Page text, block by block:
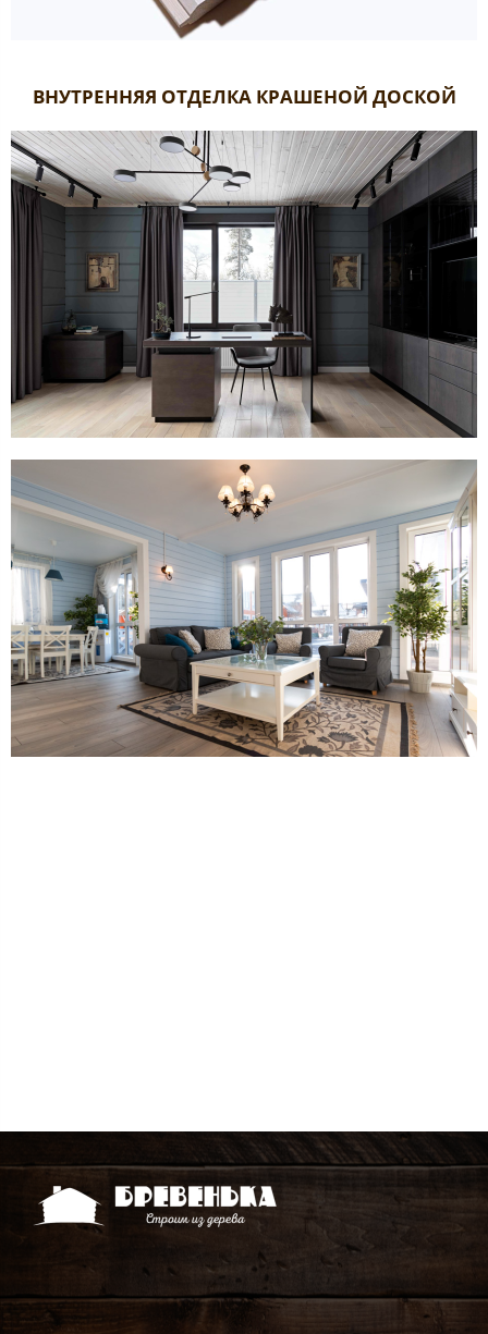
ВНУТРЕННЯЯ ОТДЕЛКА КРАШЕНОЙ ДОСКОЙ